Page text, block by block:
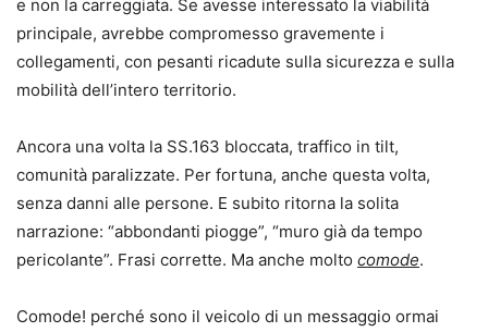
e non la carreggiata. Se avesse interessato la viabilità
principale, avrebbe compromesso gravemente i
collegamenti, con pesanti ricadute sulla sicurezza e sulla
mobilità dell’intero territorio.
Ancora una volta la SS.163 bloccata, traffico in tilt,
comunità paralizzate. Per fortuna, anche questa volta,
senza danni alle persone. E subito ritorna la solita
narrazione: “abbondanti piogge”, “muro già da tempo
pericolante”. Frasi corrette. Ma anche molto comode.
Comode! perché sono il veicolo di un messaggio ormai